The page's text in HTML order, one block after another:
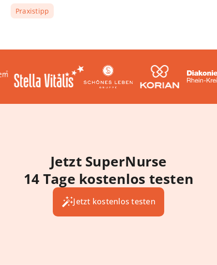
Praxistipp
Jetzt SuperNurse
14 Tage kostenlos testen
Jetzt kostenlos testen